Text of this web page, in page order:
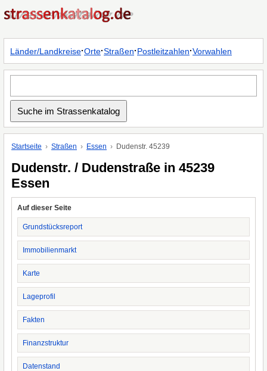
Länder/Landkreise·Orte·Straßen·Postleitzahlen·Vorwahlen
Startseite Straßen Essen Dudenstr. 45239
Dudenstr. / Dudenstraße in 45239
Essen
Auf dieser Seite
Grundstücksreport
Immobilienmarkt
Karte
Lageprofil
Fakten
Finanzstruktur
Datenstand